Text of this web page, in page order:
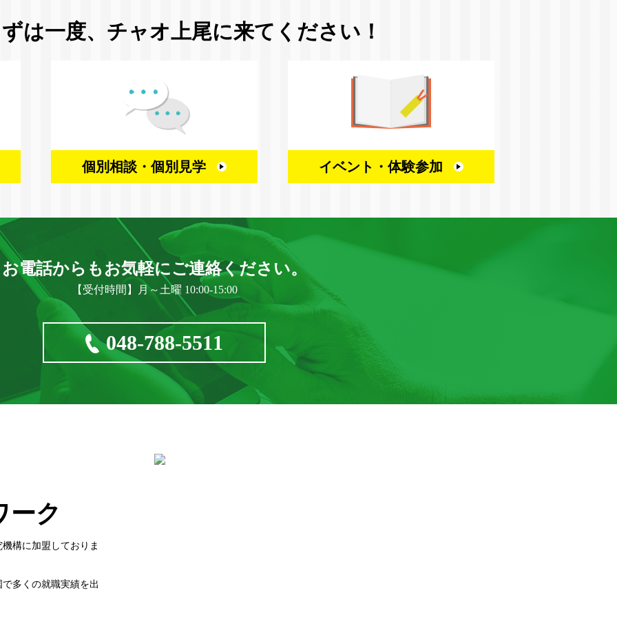
は一度、 チャオ上尾に来てください！
個別相談・ 個別見学 イベント・ 体験参加
お電話からもお気軽にご連絡ください。
【受付時間】月～土曜 10:00-15:00
048-788-5511
ーク
構に加盟しておりま
多くの就職実績を出